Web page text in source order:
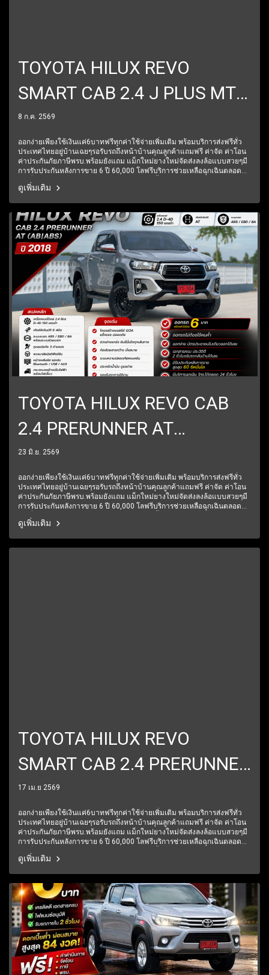
TOYOTA HILUX REVO
SMART CAB 2.4 J PLUS MT
ปี2016 ราคา349,000บาท
8 ก.ค. 2569
ออกง่ายเพียงใช้เงินแค่6บาทฟรีทุกค่าใช้จ่ายเพิ่มเติม พร้อมบริการส่งฟรีทั่ว
ประเทศไทยอยู่บ้านเฉยๆรอรับรถถึงหน้าบ้านคุณลูกค้าแถมฟรี ค่าจัด ค่าโอน
ค่าประกันภัยภาษีพรบ.พร้อมยังแถม แม็กใหม่ยางใหม่จัดส่งลงล้อแบบสวยๆมี
การรับประกันหลังการขาย 6 ปี 60,000 โลฟรีบริการช่วยเหลือฉุกเฉินตลอด
24 ชั่วโมง1 ปีเต็ม6 เดือนแรกรับประกันให้ทุกชิ้นส่วน มีรถให้เลือกมากกว่า
250 คัน
ดูเพิ่มเติม
TOYOTA HILUX REVO CAB
2.4 PRERUNNER AT
(AB|ABS) ปี2018
ราคา579,000บาท
23 มิ.ย. 2569
ออกง่ายเพียงใช้เงินแค่6บาทฟรีทุกค่าใช้จ่ายเพิ่มเติม พร้อมบริการส่งฟรีทั่ว
ประเทศไทยอยู่บ้านเฉยๆรอรับรถถึงหน้าบ้านคุณลูกค้าแถมฟรี ค่าจัด ค่าโอน
ค่าประกันภัยภาษีพรบ.พร้อมยังแถม แม็กใหม่ยางใหม่จัดส่งลงล้อแบบสวยๆมี
การรับประกันหลังการขาย 6 ปี 60,000 โลฟรีบริการช่วยเหลือฉุกเฉินตลอด
24 ชั่วโมง1 ปีเต็ม6 เดือนแรกรับประกันให้ทุกชิ้นส่วน มีรถให้เลือกมากกว่า
250 คัน
ดูเพิ่มเติม
TOYOTA HILUX REVO
SMART CAB 2.4 PRERUNNER
E AT ปี2018 ราคา
499,000บาท
17 เม.ย 2569
ออกง่ายเพียงใช้เงินแค่6บาทฟรีทุกค่าใช้จ่ายเพิ่มเติม พร้อมบริการส่งฟรีทั่ว
ประเทศไทยอยู่บ้านเฉยๆรอรับรถถึงหน้าบ้านคุณลูกค้าแถมฟรี ค่าจัด ค่าโอน
ค่าประกันภัยภาษีพรบ.พร้อมยังแถม แม็กใหม่ยางใหม่จัดส่งลงล้อแบบสวยๆมี
การรับประกันหลังการขาย 6 ปี 60,000 โลฟรีบริการช่วยเหลือฉุกเฉินตลอด
24 ชั่วโมง1 ปีเต็ม6 เดือนแรกรับประกันให้ทุกชิ้นส่วน มีรถให้เลือกมากกว่า
250 คัน
ดูเพิ่มเติม